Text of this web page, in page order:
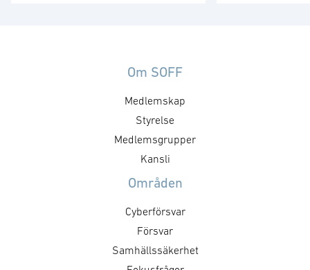
styrning, upphandling, avtal,
formar försvarsmarknaden
genom hur den agerar som kund.
Det handlar inte bara om ökade
försvarsinvesteringar, utan också
anskaffningsprinciper,
Om SOFF
Medlemskap
Styrelse
Medlemsgrupper
Kansli
Områden
Cyberförsvar
Försvar
Samhällssäkerhet